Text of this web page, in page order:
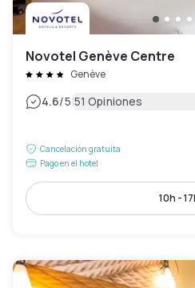
Novotel Genève Centre
Genève
4.6/5|51 Opiniones
Cancelación gratuita
Pago en el hotel
10h -